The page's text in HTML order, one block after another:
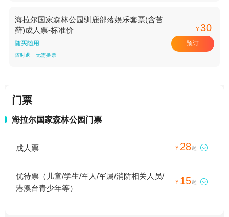
海拉尔国家森林公园驯鹿部落娱乐套票(含苔
藓)成人票-标准价
随买随用
随时退 无需换票
¥30
预订
门票
海拉尔国家森林公园门票
成人票 ¥ 28起 
优待票（儿童/学生/军人/军属/消防相关人员/
港澳台青少年等）
¥ 15起 